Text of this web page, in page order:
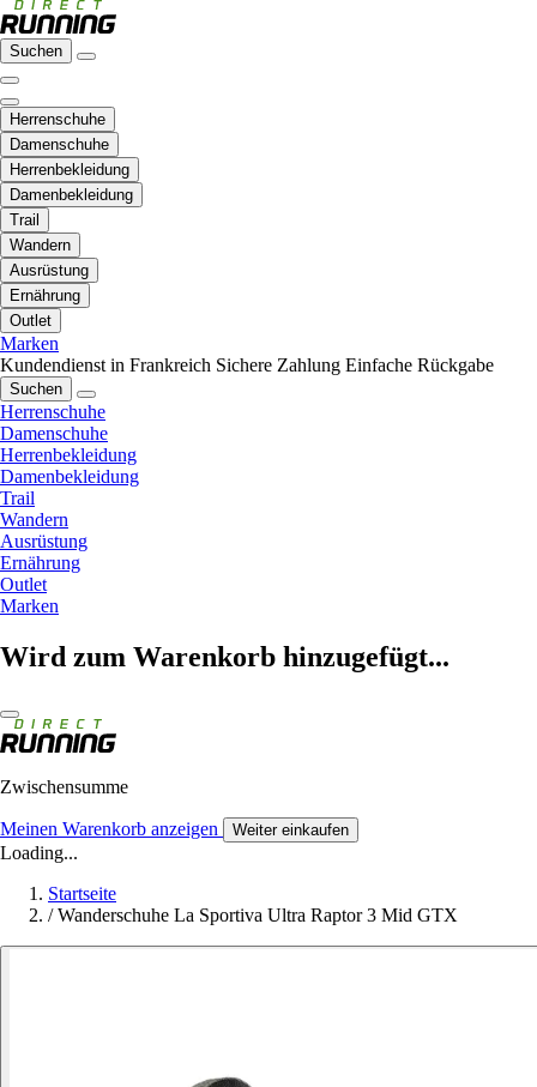
Suchen
Herrenschuhe
Damenschuhe
Herrenbekleidung
Damenbekleidung
Trail
Wandern
Ausrüstung
Ernährung
Outlet
Marken
Kundendienst in Frankreich Sichere Zahlung Einfache Rückgabe
Suchen
Herrenschuhe
Damenschuhe
Herrenbekleidung
Damenbekleidung
Trail
Wandern
Ausrüstung
Ernährung
Outlet
Marken
Wird zum Warenkorb hinzugefügt...
Zwischensumme
Meinen Warenkorb anzeigen Weiter einkaufen
Loading...
Startseite
/ Wanderschuhe La Sportiva Ultra Raptor 3 Mid GTX